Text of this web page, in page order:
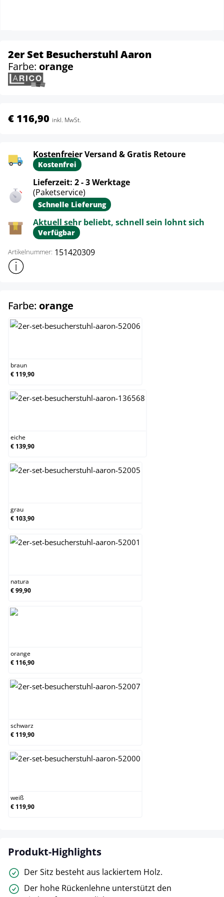
2er Set Besucherstuhl Aaron
Farbe: orange
€ 116,90 inkl. MwSt.
Kostenfreier Versand & Gratis Retoure
Kostenfrei
Lieferzeit: 2 - 3 Werktage
(Paketservice)
Schnelle Lieferung
Aktuell sehr beliebt, schnell sein lohnt sich
Verfügbar
Artikelnummer: 151420309
Weitere Produktinformationen anzeigen
Farbe: orange
braun
€ 119,90
eiche
€ 139,90
grau
€ 103,90
natura
€ 99,90
orange
€ 116,90
schwarz
€ 119,90
weiß
€ 119,90
Produkt-Highlights
Der Sitz besteht aus lackiertem Holz.
Der hohe Rückenlehne unterstützt den